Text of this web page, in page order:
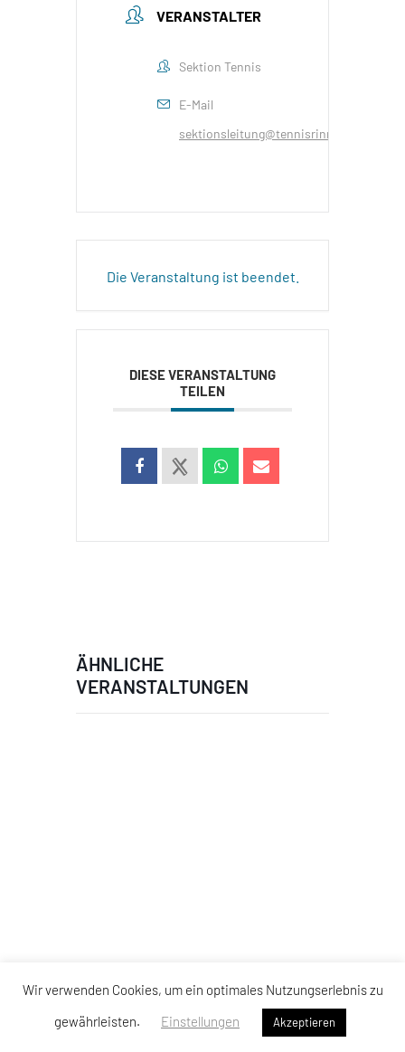
VERANSTALTER
Sektion Tennis
E-Mail
sektionsleitung@tennisrinn.at
Die Veranstaltung ist beendet.
DIESE VERANSTALTUNG
TEILEN
ÄHNLICHE
VERANSTALTUNGEN
Wir verwenden Cookies, um ein optimales Nutzungserlebnis zu
gewährleisten.
Einstellungen Akzeptieren